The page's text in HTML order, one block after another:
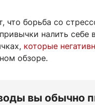
что борьба со
налить
которые
обзоре.
вы обычно